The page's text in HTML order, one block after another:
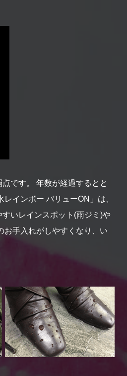
です。 年数が経過するとと
インボー バリューON」は、
いレインスポット(雨ジミ)や
お手入れがしやすくなり、い